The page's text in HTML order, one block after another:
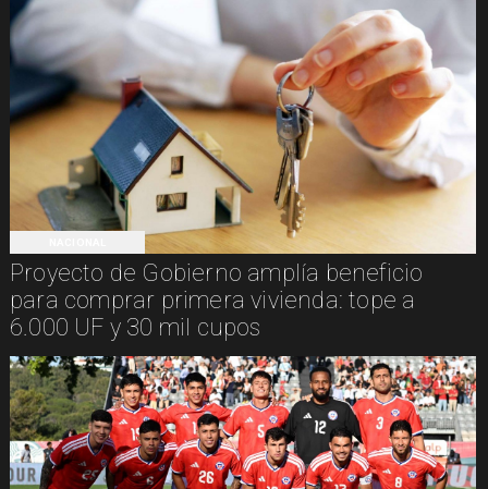
Proyecto de Gobierno amplía beneficio
para comprar primera vivienda: tope a
6.000 UF y 30 mil cupos